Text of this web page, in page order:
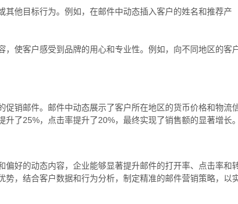
他目标行为。例如，在邮件中动态插入客户的姓名和推荐产
使客户感受到品牌的用心和专业性。例如，向不同地区的客
销邮件。邮件中动态展示了客户所在地区的货币价格和物流
了25%，点击率提升了20%，最终实现了销售额的显著增长。
好的动态内容，企业能够显著提升邮件的打开率、点击率和
，结合客户数据和行为分析，制定精准的邮件营销策略，以